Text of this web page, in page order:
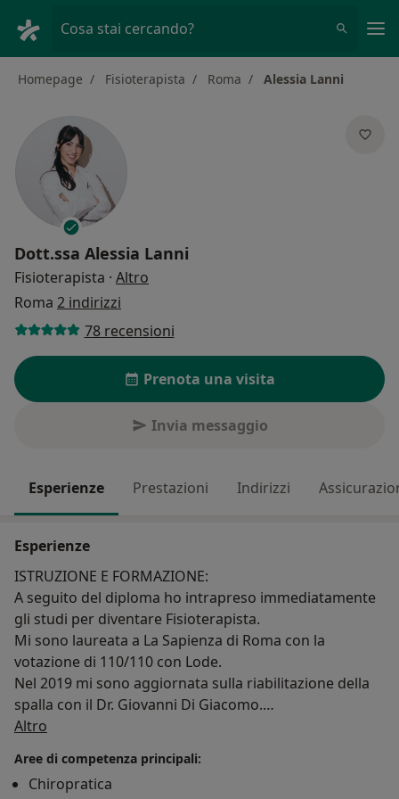
Cosa stai cercando?
Homepage Fisioterapista Roma Alessia Lanni
Dott.ssa Alessia Lanni
Fisioterapista · Altro
Roma 2 indirizzi
78 recensioni
Prenota una visita
Invia messaggio
Esperienze Prestazioni Indirizzi
Esperienze
ISTRUZIONE E FORMAZIONE:
A seguito del diploma ho intrapreso immediatamente
gli studi per diventare Fisioterapista.
Mi sono laureata a La Sapienza di Roma con la
votazione di 110/110 con Lode.
Nel 2019 mi sono aggiornata sulla riabilitazione della
spalla con il Dr. Giovanni Di Giacomo.
Nel 2020 mi sono specializzata in Rieducazione
Nel 2022 ho ottenuto l'attestato al corso di formazione
di Terapia Manuale Ortopedica della colonna
Altro
Aree di competenza principali:
Chiropratica